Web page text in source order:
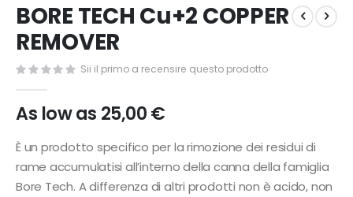
all'inizio
della
galleria
di
immagini
BORE TECH Cu+2 COPPER
REMOVER
Sii il primo a recensire questo prodotto
As low as 25,00 €
È un prodotto specifico per la rimozione dei residui di
rame accumulatisi all’interno della canna della famiglia
Bore Tech. A differenza di altri prodotti non è acido, non